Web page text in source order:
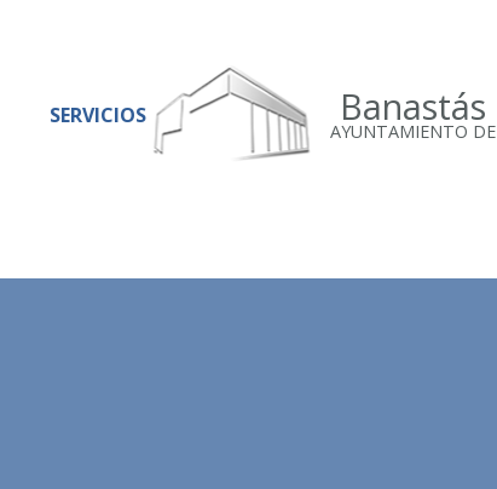
Banastás
AYUNTAMIENTO DE
SERVICIOS